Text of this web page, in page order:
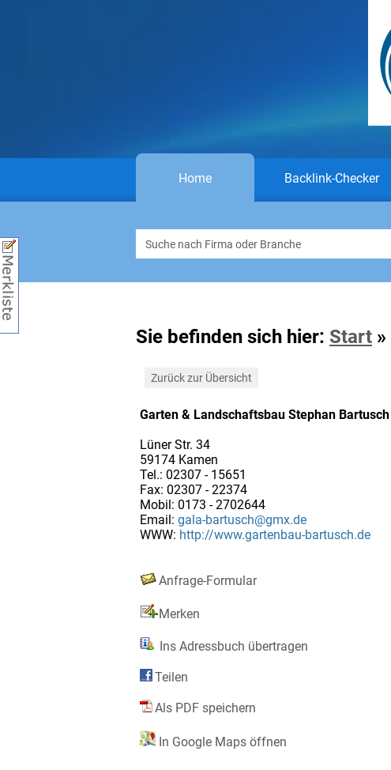
Home Backlink-Checker
Sie befinden sich hier: Start »
Zurück zur Übersicht
Garten & Landschaftsbau Stephan Bartusch
Lüner Str. 34
59174 Kamen
Tel.: 02307 - 15651
Fax: 02307 - 22374
Mobil: 0173 - 2702644
Email: gala-bartusch@gmx.de
WWW: http://www.gartenbau-bartusch.de
Anfrage-Formular
Merken
Ins Adressbuch übertragen
Teilen
Als PDF speichern
In Google Maps öffnen